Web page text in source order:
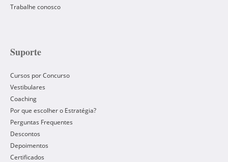
Trabalhe conosco
Suporte
Cursos por Concurso
Vestibulares
Coaching
Por que escolher o Estratégia?
Perguntas Frequentes
Descontos
Depoimentos
Certificados